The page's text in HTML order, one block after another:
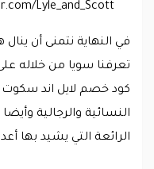
Lyle_and_Scott.
في النهاية نتمنى أن
تعرفنا سويا من خلاله
النسائية والرجالية
الرائعة التي يشيد بها